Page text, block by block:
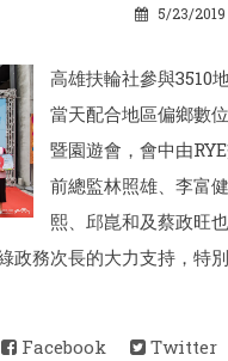
5/23/2019
高雄扶輪社參與3510
當天配合地區偏鄉數
暨園遊會，會中由
前總監林照雄、李富
熙、邱崑和及蔡政旺
政務次長的大力支持，特
Facebook Twitter